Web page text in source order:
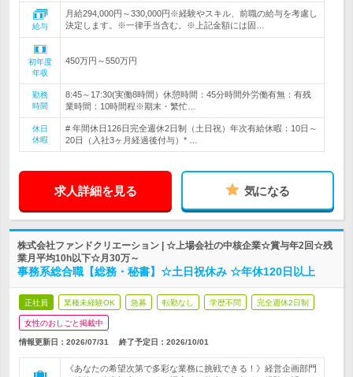
給与
月給294,000円～330,000円※経験やスキル、前職の給与を考慮し
決定します。※一律手当含む。※上記金額には固…
初年度
年収
450万円～550万円
勤務
時間
8:45～17:30(実働8時間）休憩時間：45分時間外労働有無：有残
業時間：10時間程※期末・繁忙…
休日
休暇
# 年間休日126日完全週休2日制（土日祝）年次有給休暇：10日～
20日（入社3ヶ月経過後付与）* …
求人詳細を見る 気になる
株式会社ファンドクリエーション | ☆上場会社の中核企業☆賞与年2回☆残
業月平均10h以下☆月30万～
事務系総合職【総務・秘書】☆土日祝休み ☆年休120日以上
正社員 業種未経験OK 急募 転勤なし 学歴不問 完全週休2日制
女性のおしごと掲載中
情報更新日：2026/07/31 終了予定日： 2026/10/01
《あなたの希望次第で多彩な業務に挑戦できる！》経営企画部門